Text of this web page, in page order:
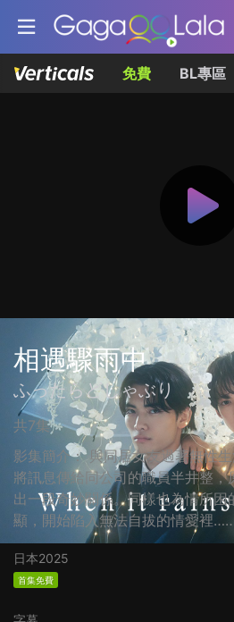
免費 BL專區
相遇驟雨中
ふったらどしゃぶり
共7集
影集簡介： 與同居女友過著無性
將訊息傳給同公司的職員半井整，
出一段奇妙關係。同樣也為情所
顯，開始陷入無法自拔的情愛裡
日本2025
首集免費